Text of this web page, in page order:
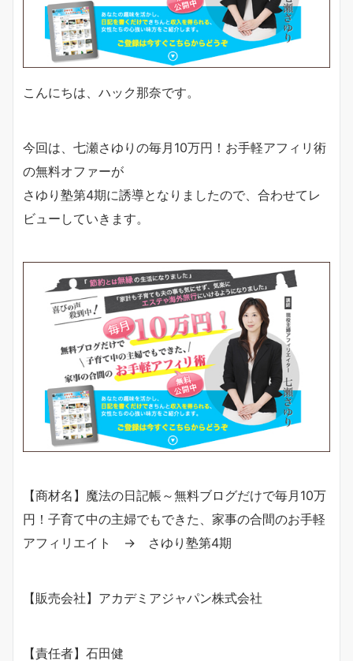
こんにちは、ハック那奈です。
今回は、七瀬さゆりの毎月10万円！お手軽アフィリ術
の無料オファーが
さゆり塾第4期に誘導となりましたので、合わせてレ
ビューしていきます。
【商材名】魔法の日記帳～無料ブログだけで毎月10万
円！子育て中の主婦でもできた、家事の合間のお手軽
アフィリエイト → さゆり塾第4期
【販売会社】アカデミアジャパン株式会社
【責任者】石田健